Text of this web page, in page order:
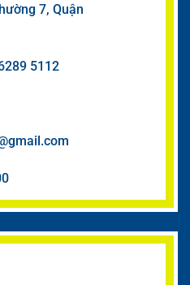
7, Quận
5112